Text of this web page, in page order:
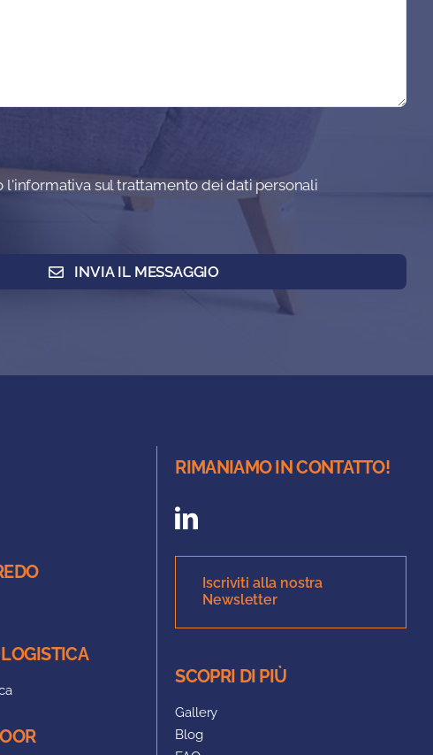
l'informativa sul trattamento dei dati personali
INVIA IL MESSAGGIO
RIMANIAMO IN CONTATTO!
Iscriviti alla nostra
Newsletter
SCOPRI DI PIÙ
Gallery
Blog